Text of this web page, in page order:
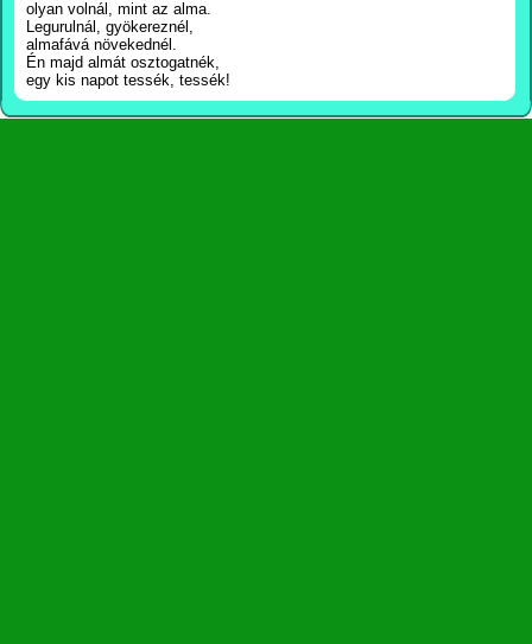
olyan volnál, mint az alma.
Legurulnál, gyökereznél,
almafává növekednél.
Én majd almát osztogatnék,
egy kis napot tessék, tessék!